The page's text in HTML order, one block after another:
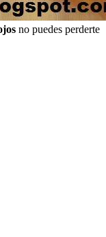
no puedes perderte